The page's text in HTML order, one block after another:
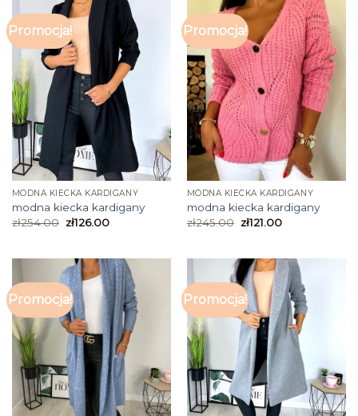
Promocja!
MODNA KIECKA KARDIGANY
modna kiecka kardigany
zł254.00 zł126.00
Promocja!
MODNA KIECKA KARDIGANY
modna kiecka kardigany
zł245.00 zł121.00
Promocja! Promocja!